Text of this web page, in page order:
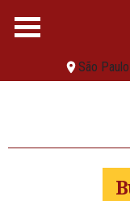
São Paulo